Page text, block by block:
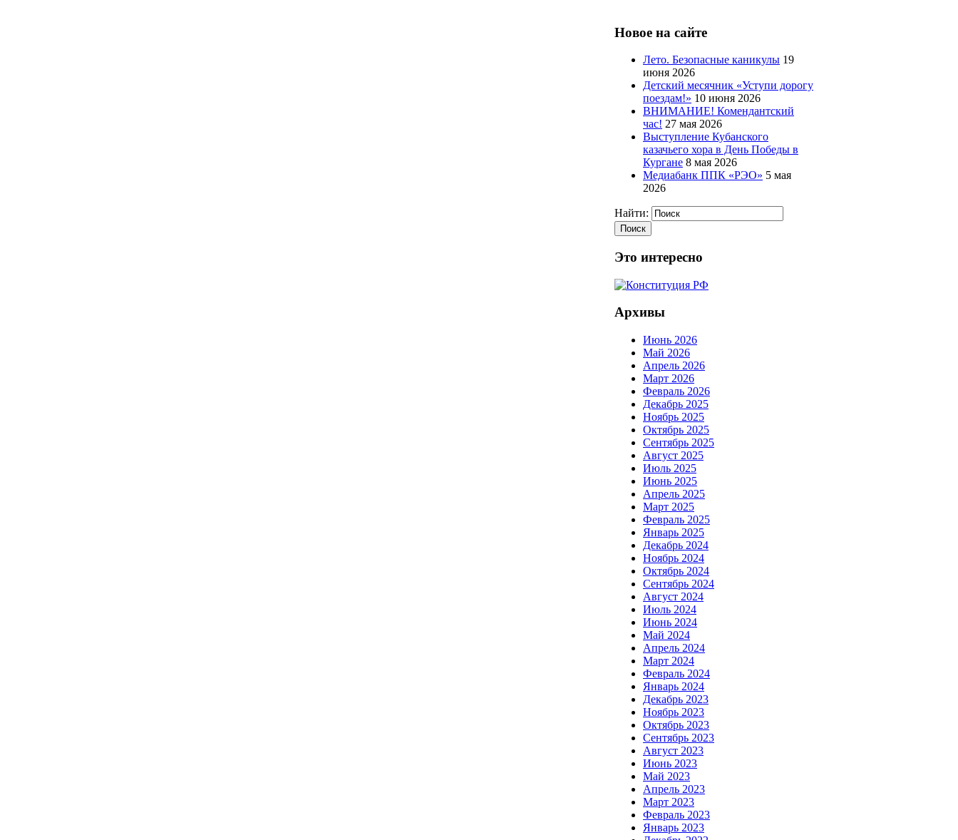
Новое на сайте
Лето. Безопасные каникулы 19
июня 2026
Детский месячник «Уступи дорогу
поездам!» 10 июня 2026
ВНИМАНИЕ! Комендантский
час! 27 мая 2026
Выступление Кубанского
казачьего хора в День Победы в
Кургане 8 мая 2026
Медиабанк ППК «РЭО» 5 мая
2026
Найти:
Это интересно
Архивы
Июнь 2026
Май 2026
Апрель 2026
Март 2026
Февраль 2026
Декабрь 2025
Ноябрь 2025
Октябрь 2025
Сентябрь 2025
Август 2025
Июль 2025
Июнь 2025
Апрель 2025
Март 2025
Февраль 2025
Январь 2025
Декабрь 2024
Ноябрь 2024
Октябрь 2024
Сентябрь 2024
Август 2024
Июль 2024
Июнь 2024
Май 2024
Апрель 2024
Март 2024
Февраль 2024
Январь 2024
Декабрь 2023
Ноябрь 2023
Октябрь 2023
Сентябрь 2023
Август 2023
Июнь 2023
Май 2023
Апрель 2023
Март 2023
Февраль 2023
Январь 2023